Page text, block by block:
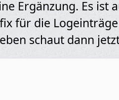
Ergänzung. Es ist
für die
schaut dann